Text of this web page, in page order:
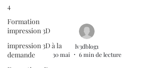
4
Formation
impression 3D
impression 3D à la
demande
lv3dblog1
30 mai
6 min de lecture